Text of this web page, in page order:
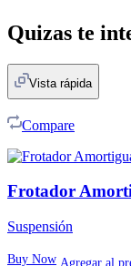
Quizas te
Vista rápida
Compare
Frotador
Suspensión
Buy Now Agregar al